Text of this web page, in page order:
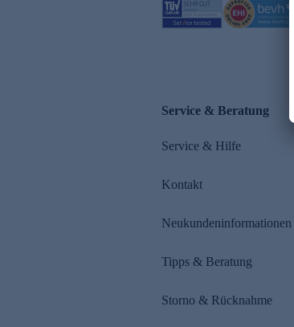
Service & Beratung
Service & Hilfe
Kontakt
Neukundeninformationen
Tipps & Beratung
Storno & Rücknahme